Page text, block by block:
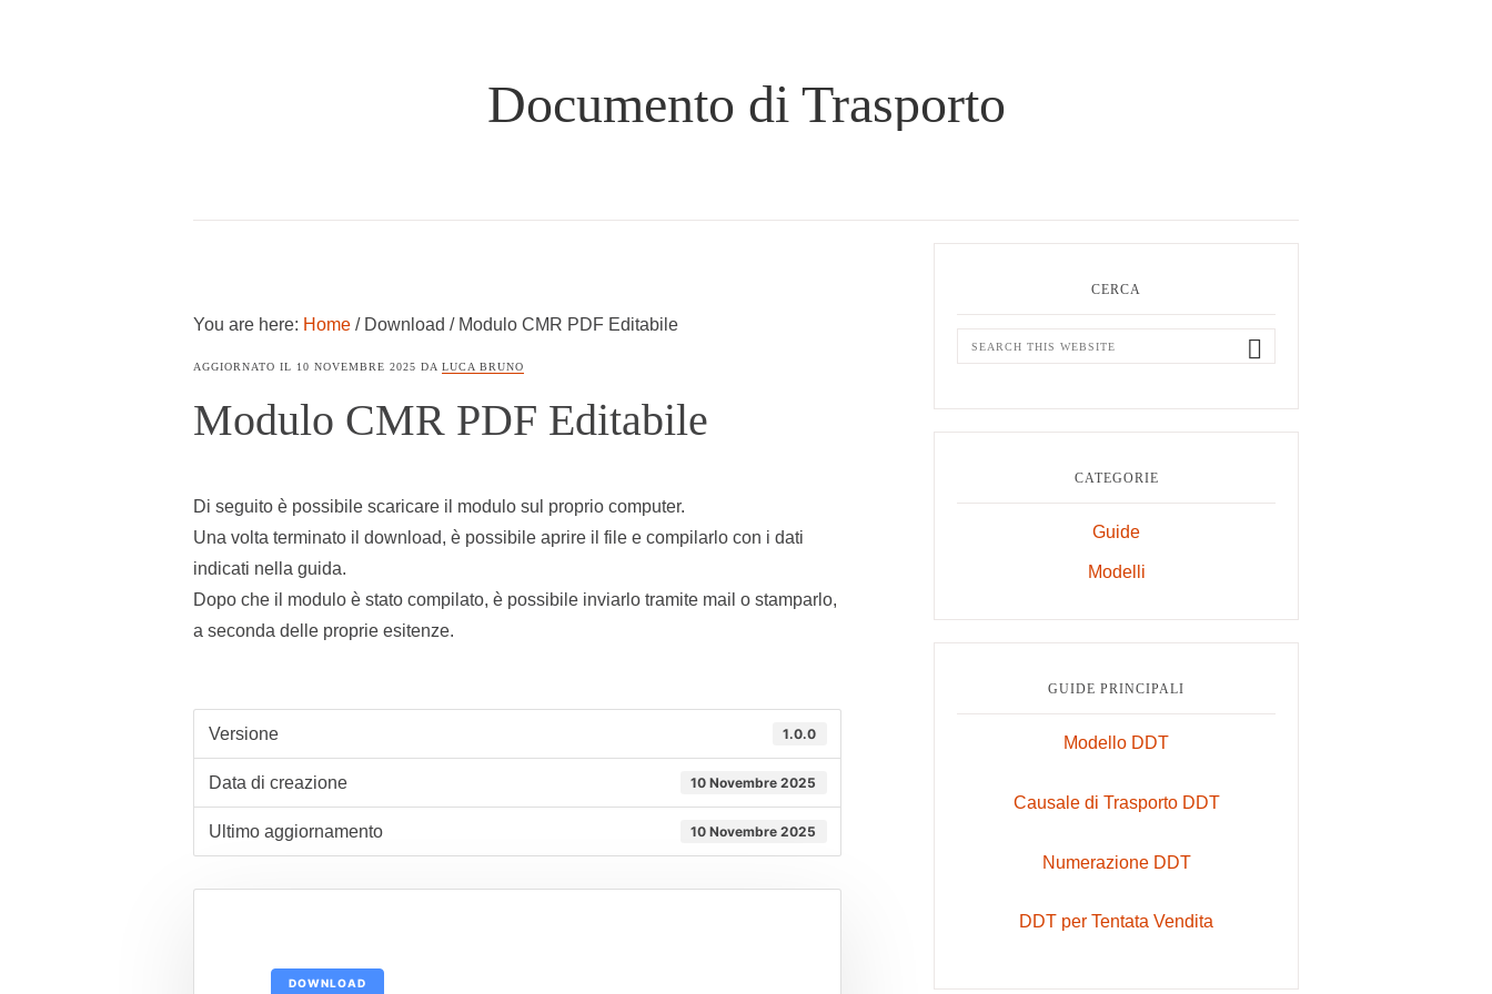
Documento di Trasporto
DOCUMENTO
You are here: Home /Download/Modulo CMR PDF Editabile
AGGIORNATO IL 10 NOVEMBRE 2025 DALUCA BRUNO
Modulo CMR PDF Editabile
Di seguito è possibile scaricare il modulo sul proprio computer.
Una volta terminato il download, è possibile aprire il file e compilarlo con i dati
indicati nella guida.
Dopo che il modulo è stato compilato, è possibile inviarlo tramite mail o stamparlo,
a seconda delle proprie esitenze.
Versione 1.0.0
Data di creazione 10 Novembre 2025
Ultimo aggiornamento 10 Novembre 2025
DOWNLOAD
Primary
CERCA
Search
website
CATEGORIE
Guide
Modelli
GUIDE PRINCIPALI
Modello DDT
Causale di Trasporto DDT
Numerazione DDT
DDT per Tentata Vendita